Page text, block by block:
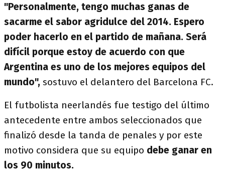
"Personalmente, tengo muchas ganas de
sacarme el sabor agridulce del 2014. Espero
poder hacerlo en el partido de mañana. Será
difícil porque estoy de acuerdo con que
Argentina es uno de los mejores equipos del
mundo", sostuvo el delantero del Barcelona FC.
El futbolista neerlandés fue testigo del último
antecedente entre ambos seleccionados que
finalizó desde la tanda de penales y por este
motivo considera que su equipo debe ganar en
los 90 minutos.